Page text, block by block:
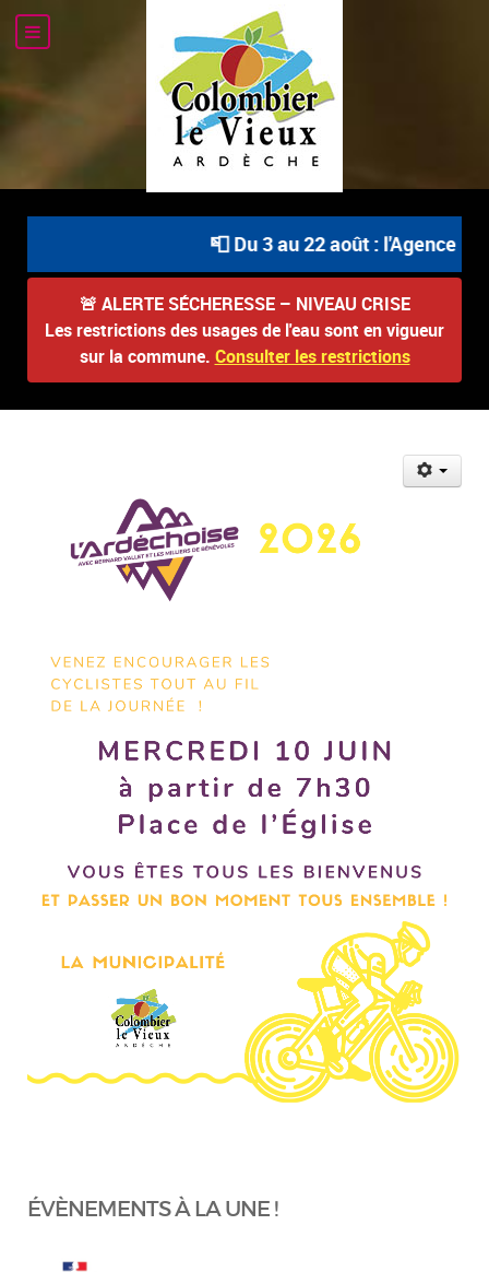
📮 Du 3 au 22 août : l'Agence
🚨 ALERTE SÉCHERESSE – NIVEAU CRISE
Les restrictions des usages de l'eau sont en vigueur
sur la commune. Consulter les restrictions
ÉVÈNEMENTS À LA UNE !